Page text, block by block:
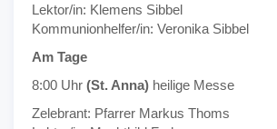
Lektor/in: Klemens Sibbel
Kommunionhelfer/in: Veronika Sibbel
Am Tage
8:00 Uhr (St. Anna) heilige Messe
Zelebrant: Pfarrer Markus Thoms